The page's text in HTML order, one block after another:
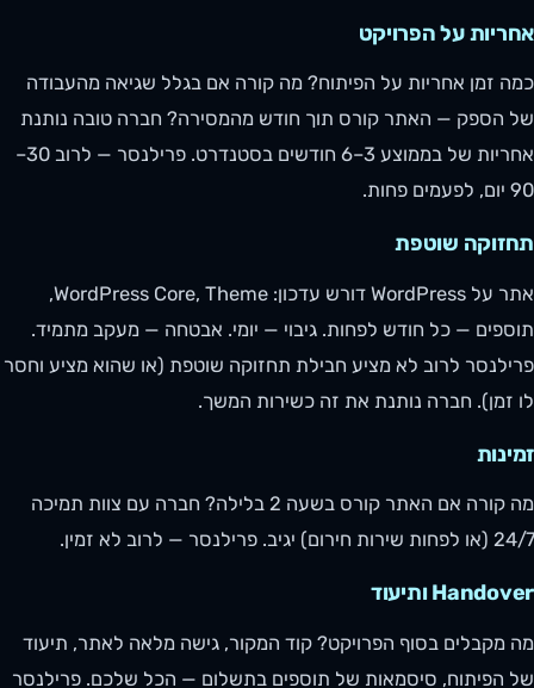
אחריות על הפרויקט
כמה זמן אחריות על הפיתוח? מה קורה אם בגלל שגיאה מהעבודה
של הספק — האתר קורס תוך חודש מהמסירה? חברה טובה נותנת
אחריות של בממוצע 3–6 חודשים בסטנדרט. פרילנסר — לרוב 30–
90 יום, לפעמים פחות.
תחזוקה שוטפת
אתר על WordPress דורש עדכון: WordPress Core, Theme,
תוספים — כל חודש לפחות. גיבוי — יומי. אבטחה — מעקב מתמיד.
פרילנסר לרוב לא מציע חבילת תחזוקה שוטפת (או שהוא מציע וחסר
לו זמן). חברה נותנת את זה כשירות המשך.
זמינות
מה קורה אם האתר קורס בשעה 2 בלילה? חברה עם צוות תמיכה
24/7 (או לפחות שירות חירום) יגיב. פרילנסר — לרוב לא זמין.
Handover ותיעוד
מה מקבלים בסוף הפרויקט? קוד המקור, גישה מלאה לאתר, תיעוד
של הפיתוח, סיסמאות של תוספים בתשלום — הכל שלכם. פרילנסר